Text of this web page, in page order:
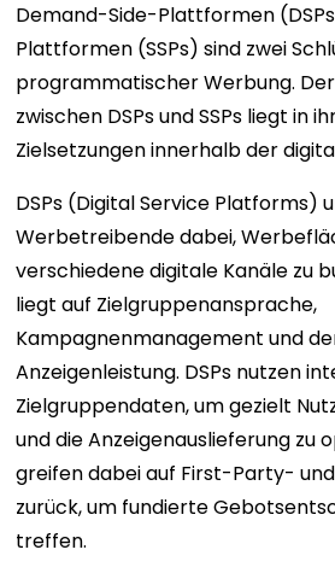
Demand-Side-Plattformen
Plattformen (SSPs) sind zwei
programmatischer Werbung.
zwischen DSPs und SSPs liegt in
Zielsetzungen innerhalb der
DSPs (Digital Service Platforms)
Werbetreibende dabei,
verschiedene digitale Kanäle zu
liegt auf Zielgruppenansprache,
Kampagnenmanagement und
Anzeigenleistung. DSPs nutzen
Zielgruppendaten, um gezielt
und die Anzeigenauslieferung zu
greifen dabei auf First-Party-
zurück, um fundierte
treffen.